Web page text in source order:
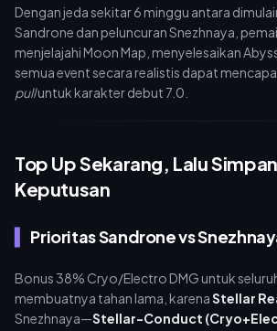
Dengan jeda sekitar 6 minggu antara
Sandrone dan peluncuran Snezhnaya,
menjelajahi Moon Map, menyelesaikan
semua event secara realistis dapat
pulluntuk karakter debut 7.0.
Top Up Sekarang, Lalu
Keputusan
Prioritas Sandrone vs
Bonus 38% Cryo/Electro DMG untuk
membuatnya tahan lama, karenaStellar
Snezhnaya—Stellar-Conduct